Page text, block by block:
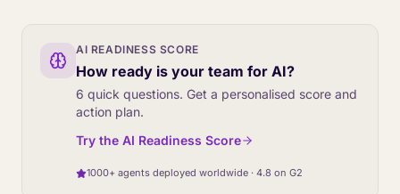
AI READINESS SCORE
How ready is your team for AI?
6 quick questions. Get a personalised score and
action plan.
Try the AI Readiness Score
1000+ agents deployed worldwide · 4.8 on G2